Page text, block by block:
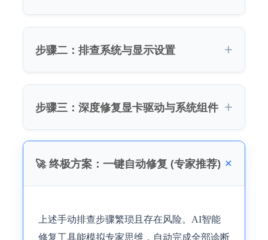
步骤二：排查系统与显示设置
步骤三：深度修复显卡驱动与系统组件
🚀 终极方案：一键自动修复 (专家推荐)
上述手动排查步骤繁琐且存在风险。AI智能
修复工具能模拟专家思维，自动完成全部诊断